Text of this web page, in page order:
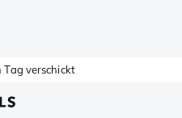
Tag verschickt